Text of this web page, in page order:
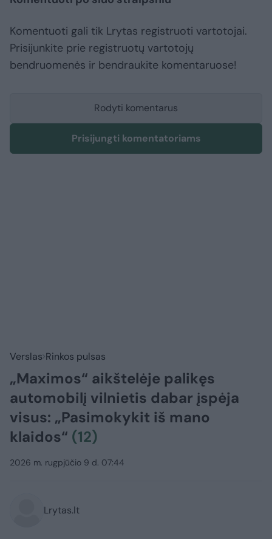
Komentuoti gali tik Lrytas registruoti vartotojai.
Prisijunkite prie registruotų vartotojų
bendruomenės ir bendraukite komentaruose!
Rodyti komentarus
Prisijungti komentatoriams
Verslas Rinkos pulsas
„Maximos“ aikštelėje palikęs
automobilį vilnietis dabar įspėja
visus: „Pasimokykit iš mano
klaidos“ (12)
2026 m. rugpjūčio 9 d. 07:44
Lrytas.lt